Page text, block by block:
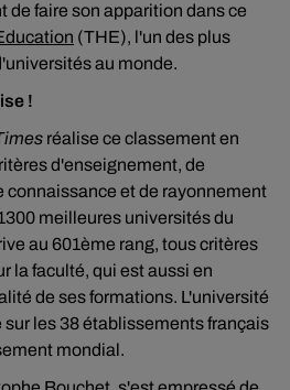
de faire son apparition dans ce
(THE), l'un des plus
au monde.
!
réalise ce classement en
d'enseignement, de
connaissance et de rayonnement
meilleures universités du
au 601ème rang, tous critères
la faculté, qui est aussi en
de ses formations. L'université
les 38 établissements français
mondial.